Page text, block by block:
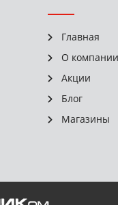
Главная
О компании
Акции
Блог
Магазины